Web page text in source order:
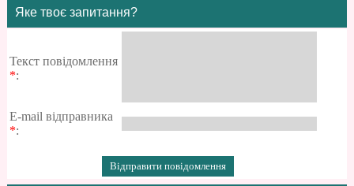
Яке твоє запитання?
Текст повідомлення
*:
E-mail відправника
*: